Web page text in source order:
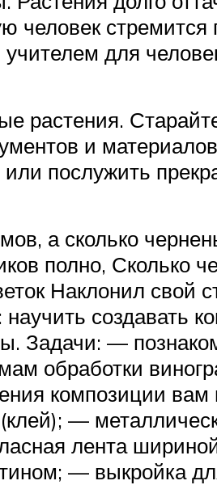
человек стремится
для
растения.
и
послужить
а сколько
полно, Сколько
Наклонил свой
создавать
Задачи: —
обработки
композиции
—
лента
— выкройка